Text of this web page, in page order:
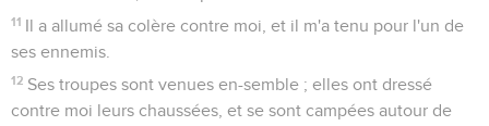
11 Il a allumé sa colère contre moi, et il m'a tenu pour l'un de
ses ennemis.
12 Ses troupes sont venues en-semble ; elles ont dressé
contre moi leurs chaussées, et se sont campées autour de